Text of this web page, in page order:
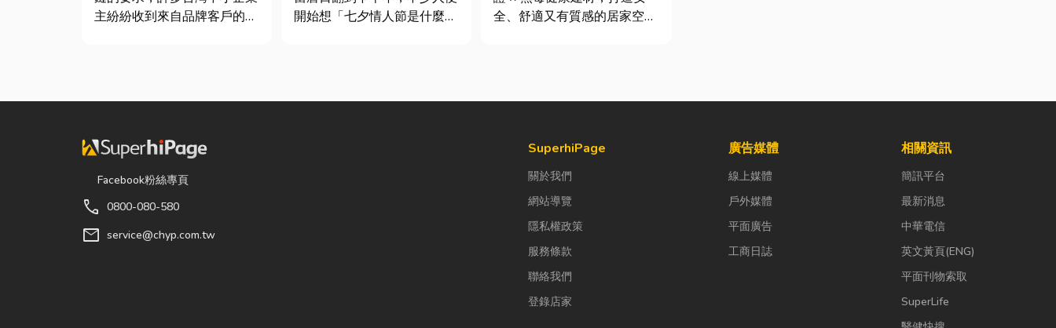
主紛紛收到來自品牌客戶的調
開始想「七夕情人節是什麼時
全、舒適又有質感的居家空間
Facebook粉絲專頁
call 0800-080-580
mail service@chyp.com.tw
SuperhiPage
關於我們
網站導覽
隱私權政策
服務條款
聯絡我們
登錄店家
廣告媒體
線上媒體
戶外媒體
平面廣告
工商日誌
相關資訊
簡訊平台
最新消息
中華電信
英文黃頁(ENG)
平面刊物索取
SuperLife